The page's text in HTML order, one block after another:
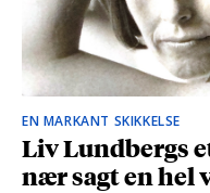
EN MARKANT SKIKKELSE
Liv Lundbergs
nær sagt en hel